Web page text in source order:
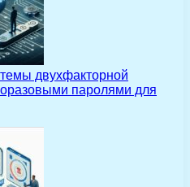
двухфакторной
паролями для